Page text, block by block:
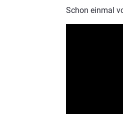
Schon einmal